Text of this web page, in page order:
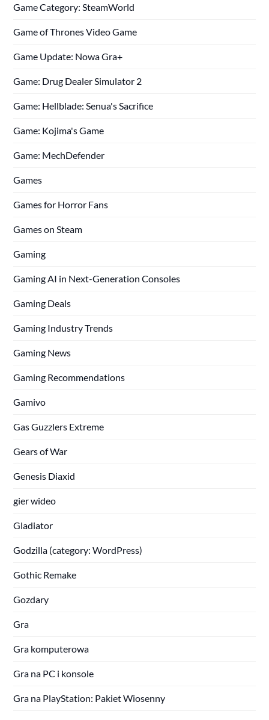
Game Category: SteamWorld
Game of Thrones Video Game
Game Update: Nowa Gra+
Game: Drug Dealer Simulator 2
Game: Hellblade: Senua's Sacrifice
Game: Kojima's Game
Game: MechDefender
Games
Games for Horror Fans
Games on Steam
Gaming
Gaming AI in Next-Generation Consoles
Gaming Deals
Gaming Industry Trends
Gaming News
Gaming Recommendations
Gamivo
Gas Guzzlers Extreme
Gears of War
Genesis Diaxid
gier wideo
Gladiator
Godzilla (category: WordPress)
Gothic Remake
Gozdary
Gra
Gra komputerowa
Gra na PC i konsole
Gra na PlayStation: Pakiet Wiosenny